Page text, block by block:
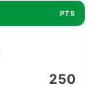
PTS
250